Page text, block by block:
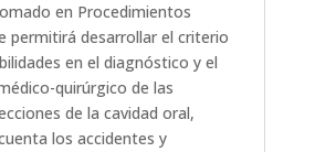
en Procedimientos
permitirá desarrollar el criterio
en el diagnóstico y el
quirúrgico de las
de la cavidad oral,
los accidentes y